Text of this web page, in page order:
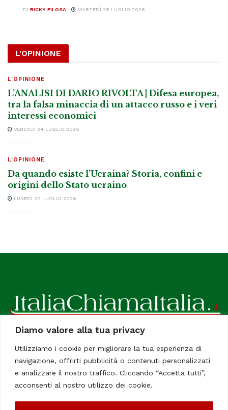
Diamo valore alla tua privacy
Utilizziamo i cookie per migliorare la tua esperienza di
navigazione, offrirti pubblicità o contenuti personalizzati
e analizzare il nostro traffico. Cliccando “Accetta tutti”,
acconsenti al nostro utilizzo dei cookie.
DI RICKY FILOSA MARTEDÌ 28 LUGLIO 2026
L'OPINIONE
L'OPINIONE
L’ANALISI DI DARIO RIVOLTA | Difesa europea,
tra la falsa minaccia di un attacco russo e i veri
interessi economici
VENERDÌ 24 LUGLIO 2026
L'OPINIONE
Da quando esiste l’Ucraina? Storia, confini e
origini dello Stato ucraino
LUNEDÌ 20 LUGLIO 2026
ItaliaChiamaItalia, il TUO quotidiano online preferito.
Dedicato in particolare a tutti gli italiani residenti all'estero.
Tutti i diritti sono riservati. Quotidiano online indipendente